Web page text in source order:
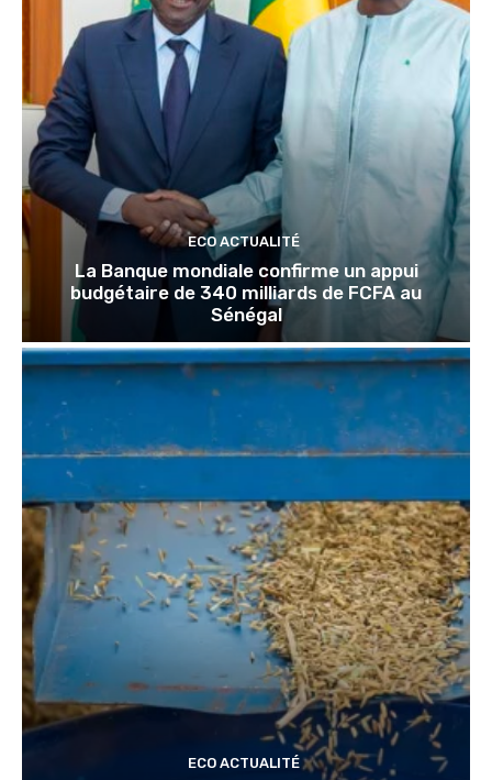
ECO ACTUALITÉ
La Banque mondiale confirme un appui
budgétaire de 340 milliards de FCFA au
Sénégal
ECO ACTUALITÉ